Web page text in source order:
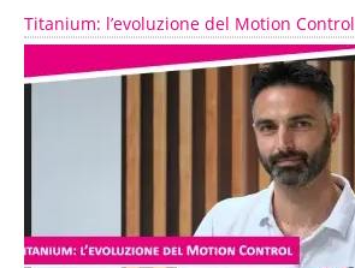
Titanium: l’evoluzione del Motion Control